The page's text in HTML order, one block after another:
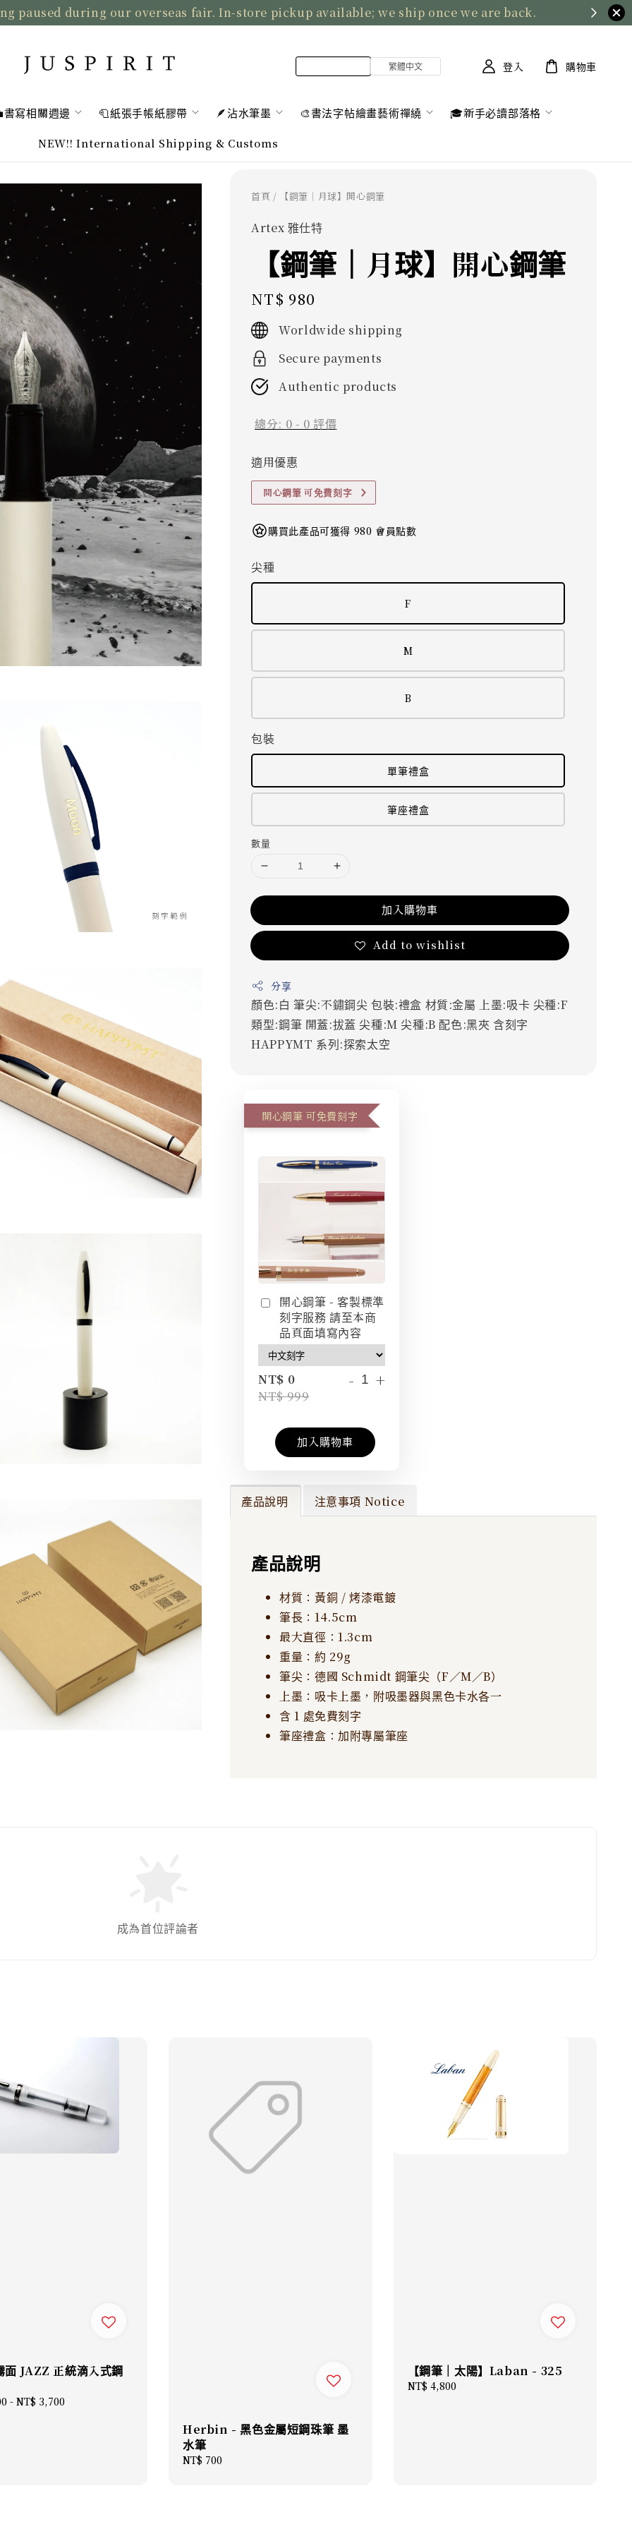
paused during our overseas fair. In-store pickup available; we ship once we are back.
書寫相關週邊 🧻紙張手帳紙膠帶 🪶沾水筆墨 🎨書法字帖繪畫藝術禪繞 🎓新手必讀部落格
NEW!! International Shipping & Customs
登入 購物車
首頁 / 【鋼筆｜月球】開心鋼筆
Artex 雅仕特
【鋼筆｜月球】開心鋼筆
Regular
price
NT$ 980
Worldwide shipping
Secure payments
Authentic products
總分: 0 - 0 評價
適用優惠
開心鋼筆 可免費刻字
購買此產品可獲得 980 會員點數
尖種
F
M
B
包裝
單筆禮盒
筆座禮盒
數量
加入購物車
Add to wishlist
分享
顏色:白筆尖:不鏽鋼尖 包裝:禮盒 材質:金屬 上墨:吸卡 尖種:F
類型:鋼筆 開蓋:拔蓋尖種:M尖種:B配色:黑夾 含刻字
HAPPYMT 系列:探索太空
開心鋼筆 可免費刻字
開心鋼筆 - 客製標準
刻字服務 請至本商
品頁面填寫內容
NT$ 0
NT$ 999
- +
加入購物車
產品說明 注意事項 Notice
產品說明
材質：黃銅 / 烤漆電鍍
筆長：14.5cm
最大直徑：1.3cm
重量：約 29g
筆尖：德國 Schmidt 鋼筆尖（F／M／B）
上墨：吸卡上墨，附吸墨器與黑色卡水各一
含 1 處免費刻字
筆座禮盒：加附專屬筆座
成為首位評論者
面 JAZZ 正統滴入式鋼
- NT$ 3,700
Herbin - 黑色金屬短鋼珠筆 墨
水筆
Regular
NT$ 700
【鋼筆｜太陽】Laban - 325
Regular
NT$ 4,800